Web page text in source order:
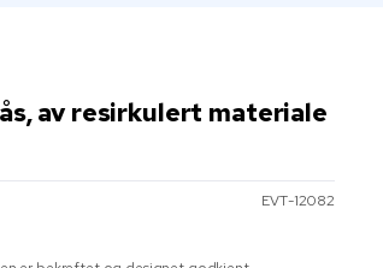
av resirkulert materiale
EVT-12082